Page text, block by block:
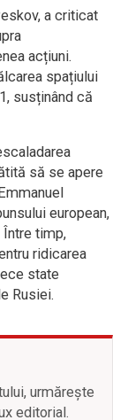
a criticat
acțiuni.
spațiului
susținând că
să se apere
european,
Între timp,
ridicarea
state
Rusiei.
urmărește
editorial.